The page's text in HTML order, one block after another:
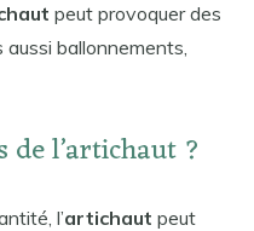
peut provoquer des
ballonnements,
de l’artichaut ?
l’artichaut peut